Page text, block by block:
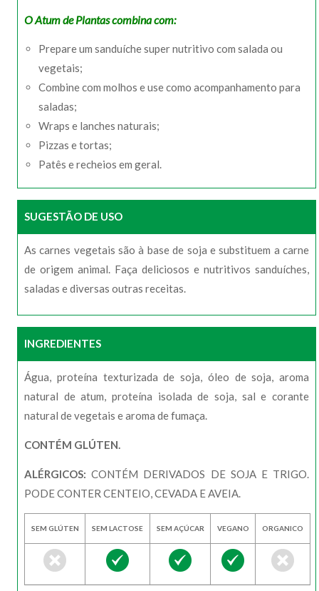
O Atum de Plantas combina com:
Prepare um sanduíche super nutritivo com salada ou
vegetais;
Combine com molhos e use como acompanhamento para
saladas;
Wraps e lanches naturais;
Pizzas e tortas;
Patês e recheios em geral.
SUGESTÃO DE USO
As carnes vegetais são à base de soja e substituem a carne
de origem animal. Faça deliciosos e nutritivos sanduíches,
saladas e diversas outras receitas.
INGREDIENTES
Água, proteína texturizada de soja, óleo de soja, aroma
natural de atum, proteína isolada de soja, sal e corante
natural de vegetais e aroma de fumaça.
CONTÉM GLÚTEN.
ALÉRGICOS: CONTÉM DERIVADOS DE SOJA E TRIGO.
PODE CONTER CENTEIO, CEVADA E AVEIA.
SEM GLÚTEN SEM LACTOSE SEM AÇÚCAR VEGANO ORGANICO